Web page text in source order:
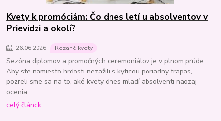
Kvety k promóciám: Čo dnes letí u absolventov v
Prievidzi a okolí?
26.06.2026 Rezané kvety
Sezóna diplomov a promočných ceremoniálov je v plnom prúde.
Aby ste namiesto hrdosti nezažili s kyticou poriadny trapas,
pozreli sme sa na to, aké kvety dnes mladí absolventi naozaj
ocenia.
celý článok